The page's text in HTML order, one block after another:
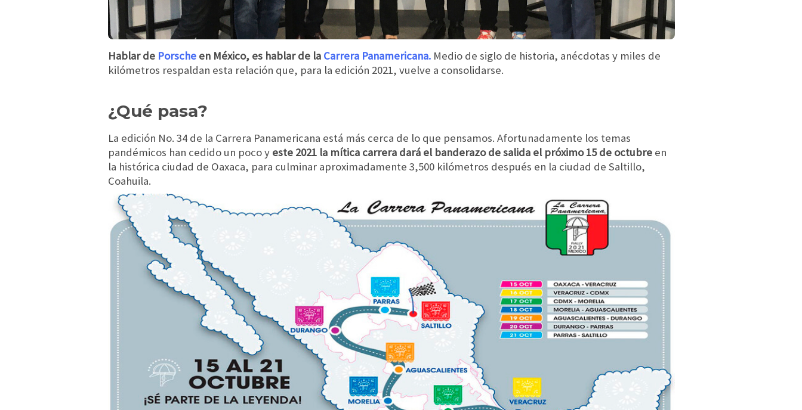
Hablar de Porsche en México, es hablar de la Carrera Panamericana. Medio de siglo de historia, anécdotas y miles de
kilómetros respaldan esta relación que, para la edición 2021, vuelve a consolidarse.
¿Qué pasa?
La edición No. 34 de la Carrera Panamericana está más cerca de lo que pensamos. Afortunadamente los temas
pandémicos han cedido un poco y este 2021 la mítica carrera dará el banderazo de salida el próximo 15 de octubre en
la histórica ciudad de Oaxaca, para culminar aproximadamente 3,500 kilómetros después en la ciudad de Saltillo,
Coahuila.